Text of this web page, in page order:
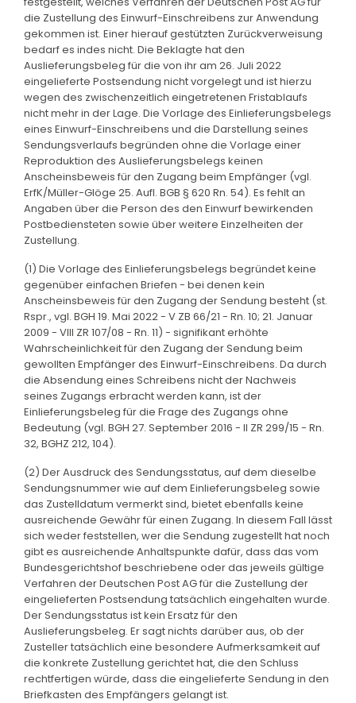
die Zustellung des Einwurf-Einschreibens zur Anwendung
gekommen ist. Einer hierauf gestützten Zurückverweisung
bedarf es indes nicht. Die Beklagte hat den
Auslieferungsbeleg für die von ihr am 26. Juli 2022
eingelieferte Postsendung nicht vorgelegt und ist hierzu
wegen des zwischenzeitlich eingetretenen Fristablaufs
nicht mehr in der Lage. Die Vorlage des Einlieferungsbelegs
eines Einwurf-Einschreibens und die Darstellung seines
Sendungsverlaufs begründen ohne die Vorlage einer
Reproduktion des Auslieferungsbelegs keinen
Anscheinsbeweis für den Zugang beim Empfänger (vgl.
ErfK/Müller-Glöge 25. Aufl. BGB § 620 Rn. 54). Es fehlt an
Angaben über die Person des den Einwurf bewirkenden
Postbediensteten sowie über weitere Einzelheiten der
Zustellung.
(1) Die Vorlage des Einlieferungsbelegs begründet keine
gegenüber einfachen Briefen - bei denen kein
Anscheinsbeweis für den Zugang der Sendung besteht (st.
Rspr., vgl. BGH 19. Mai 2022 - V ZB 66/21 - Rn. 10; 21. Januar
2009 - VIII ZR 107/08 - Rn. 11) - signifikant erhöhte
Wahrscheinlichkeit für den Zugang der Sendung beim
gewollten Empfänger des Einwurf-Einschreibens. Da durch
die Absendung eines Schreibens nicht der Nachweis
seines Zugangs erbracht werden kann, ist der
Einlieferungsbeleg für die Frage des Zugangs ohne
Bedeutung (vgl. BGH 27. September 2016 - II ZR 299/15 - Rn.
32, BGHZ 212, 104).
(2) Der Ausdruck des Sendungsstatus, auf dem dieselbe
Sendungsnummer wie auf dem Einlieferungsbeleg sowie
das Zustelldatum vermerkt sind, bietet ebenfalls keine
ausreichende Gewähr für einen Zugang. In diesem Fall lässt
sich weder feststellen, wer die Sendung zugestellt hat noch
gibt es ausreichende Anhaltspunkte dafür, dass das vom
Bundesgerichtshof beschriebene oder das jeweils gültige
Verfahren der Deutschen Post AG für die Zustellung der
eingelieferten Postsendung tatsächlich eingehalten wurde.
Der Sendungsstatus ist kein Ersatz für den
Auslieferungsbeleg. Er sagt nichts darüber aus, ob der
Zusteller tatsächlich eine besondere Aufmerksamkeit auf
die konkrete Zustellung gerichtet hat, die den Schluss
rechtfertigen würde, dass die eingelieferte Sendung in den
Briefkasten des Empfängers gelangt ist.